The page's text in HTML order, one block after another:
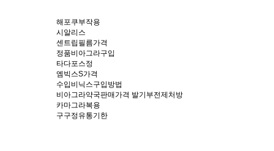
해포쿠부작용
시알리스
센트립필름가격
정품비아그라구입
타다포스정
엠빅스S가격
수입비닉스구입방법
비아그라약국판매가격 발기부전제처방
카마그라복용
구구정유통기한